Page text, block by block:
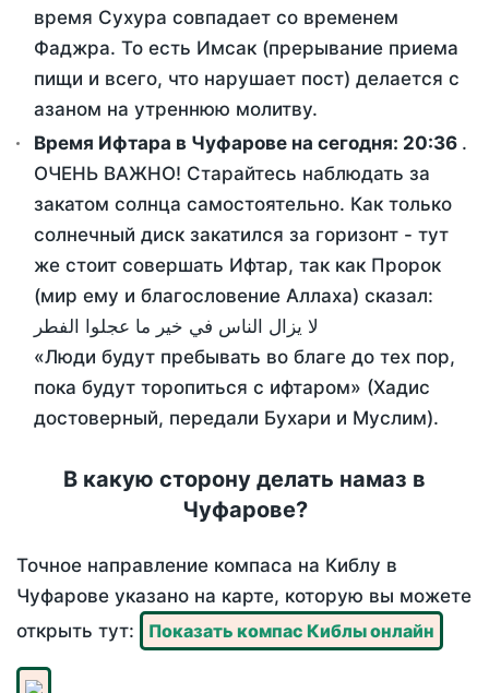
время Сухура совпадает со временем
Фаджра. То есть Имсак (прерывание приема
пищи и всего, что нарушает пост) делается с
азаном на утреннюю молитву.
Время Ифтара в Чуфарове на сегодня: 20:36 .
ОЧЕНЬ ВАЖНО! Старайтесь наблюдать за
закатом солнца самостоятельно. Как только
солнечный диск закатился за горизонт - тут
же стоит совершать Ифтар, так как Пророк
(мир ему и благословение Аллаха) сказал:
لا يزال الناس في خير ما عجلوا الفطر
«Люди будут пребывать во благе до тех пор,
пока будут торопиться с ифтаром» (Хадис
достоверный, передали Бухари и Муслим).
В какую сторону делать намаз в
Чуфарове?
Точное направление компаса на Киблу в
Чуфарове указано на карте, которую вы можете
открыть тут:
Показать компас Киблы онлайн